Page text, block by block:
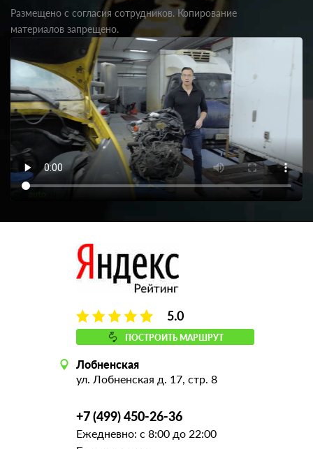
Размещено с согласия сотрудников. Копирование
материалов запрещено.
5.0
ПОСТРОИТЬ МАРШРУТ
Лобненская
ул. Лобненская д. 17, стр. 8
+7 (499) 450-26-36
Ежедневно: с 8:00 до 22:00